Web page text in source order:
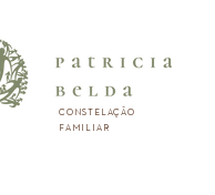
CONSTELAÇÃO
FAMILIAR